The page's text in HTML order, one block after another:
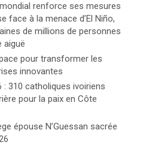
renforce ses mesures
face à la menace d’El Niño,
de millions de personnes
aiguë
pour transformer les
innovantes
: 310 catholiques ivoiriens
pour la paix en Côte
épouse N’Guessan sacrée